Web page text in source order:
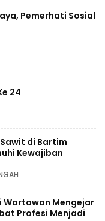
Pemerhati Sosial
24
di Bartim
Kewajiban
Wartawan Mengejar
Profesi Menjadi